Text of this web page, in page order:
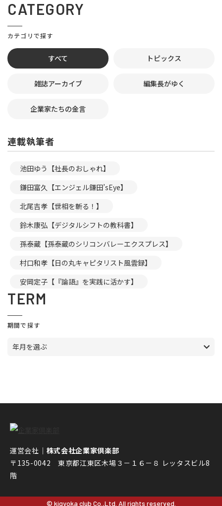
CATEGORY
カテゴリで探す
すべて トピックス
雑誌アーカイブ 編集長がゆく
企業家たちの金言
連載執筆者
池田ゆう【社長のおしゃれ】
鎌田富久【エンジェル鎌田’sEye】
北尾吉孝【世相を斬る！】
鈴木康弘【デジタルシフトの教科書】
孫泰蔵【孫泰蔵のシリコンバレーエクスプレス】
村口和孝【日の丸キャピタリスト風雲録】
安岡定子【『論語』を実践に活かす】
TERM
期間で探す
年月を選ぶ
運営会社｜ 株式会社企業家倶楽部
〒135-0042 東京都江東区木場３－１６－８ レッタスビル8
階
© kigyoka club Co.,Ltd. All rights reserved.